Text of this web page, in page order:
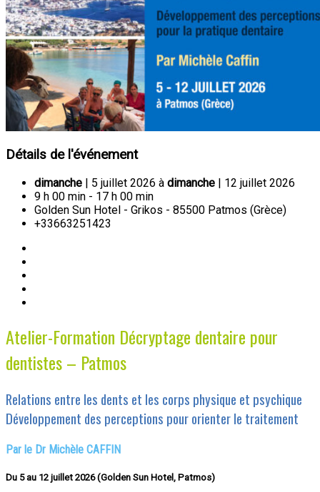
Détails de l'événement
dimanche | 5 juillet 2026 à dimanche | 12 juillet 2026
9 h 00 min - 17 h 00 min
Golden Sun Hotel - Grikos - 85500 Patmos (Grèce)
+33663251423
Atelier-Formation Décryptage dentaire pour
dentistes – Patmos
Relations entre les dents et les corps physique et psychique
Développement des perceptions pour orienter le traitement
Par le Dr Michèle CAFFIN
Du 5 au 12 juillet 2026(Golden Sun Hotel, Patmos)